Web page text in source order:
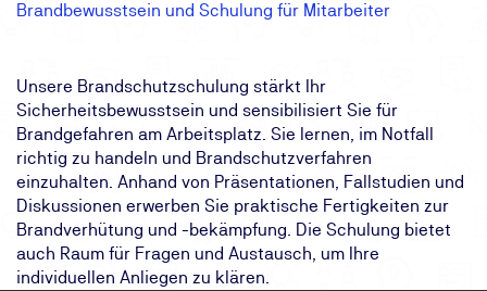
Brandbewusstsein und Schulung für Mitarbeiter
Unsere Brandschutzschulung stärkt Ihr
Sicherheitsbewusstsein und sensibilisiert Sie für
Brandgefahren am Arbeitsplatz. Sie lernen, im Notfall
richtig zu handeln und Brandschutzverfahren
einzuhalten. Anhand von Präsentationen, Fallstudien und
Diskussionen erwerben Sie praktische Fertigkeiten zur
Brandverhütung und -bekämpfung. Die Schulung bietet
auch Raum für Fragen und Austausch, um Ihre
individuellen Anliegen zu klären.